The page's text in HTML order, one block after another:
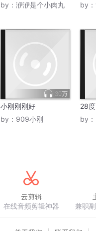
by： 洢洢是个小肉丸
by：
30万
小刚刚刚好
by： 909小刚
28
by：
云剪辑
在线音频剪辑神器
兼职